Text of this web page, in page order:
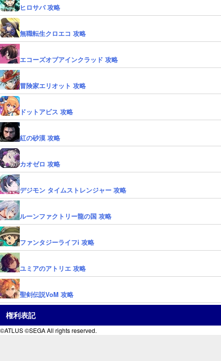
ヒロサバ 攻略
無職転生クロエコ 攻略
エコーズオブアインクラッド 攻略
冒険家エリオット 攻略
ドットアビス 攻略
紅の砂漠 攻略
カオゼロ 攻略
デジモン タイムストレンジャー 攻略
ルーンファクトリー龍の国 攻略
ファンタジーライフi 攻略
ユミアのアトリエ 攻略
聖剣伝説VoM 攻略
権利表記
©ATLUS ©SEGA All rights reserved.